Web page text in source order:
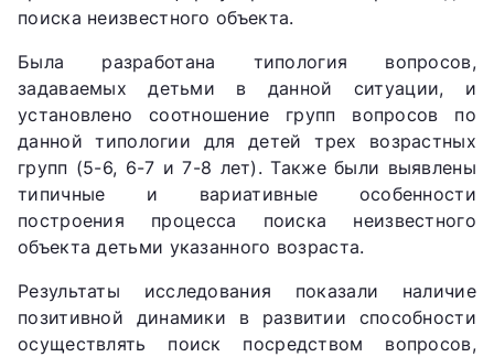
поиска неизвестного объекта.
Была разработана типология вопросов,
задаваемых детьми в данной ситуации, и
установлено соотношение групп вопросов по
данной типологии для детей трех возрастных
групп (5-6, 6-7 и 7-8 лет). Также были выявлены
типичные и вариативные особенности
построения процесса поиска неизвестного
объекта детьми указанного возраста.
Результаты исследования показали наличие
позитивной динамики в развитии способности
осуществлять поиск посредством вопросов,